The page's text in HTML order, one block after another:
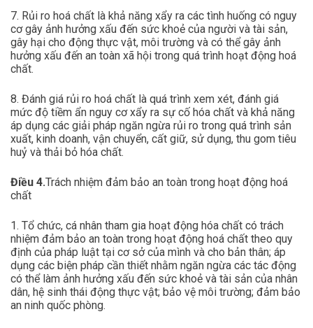
7. Rủi ro hoá chất là khả năng xẩy ra các tình huống có nguy
cơ gây ảnh hưởng xấu đến sức khoẻ của người và tài sản,
gây hại cho động thực vật, môi trường và có thể gây ảnh
hưởng xấu đến an toàn xã hội trong quá trình hoạt động hoá
chất.
8. Đánh giá rủi ro hoá chất là quá trình xem xét, đánh giá
mức độ tiềm ẩn nguy cơ xẩy ra sự cố hóa chất và khả năng
áp dụng các giải pháp ngăn ngừa rủi ro trong quá trình sản
xuất, kinh doanh, vận chuyển, cất giữ, sử dụng, thu gom tiêu
huỷ và thải bỏ hóa chất.
Điều 4.Trách nhiệm đảm bảo an toàn trong hoạt động hoá
chất
1. Tổ chức, cá nhân tham gia hoạt động hóa chất có trách
nhiệm đảm bảo an toàn trong hoạt động hoá chất theo quy
định của pháp luật tại cơ sở của mình và cho bản thân; áp
dụng các biện pháp cần thiết nhằm ngăn ngừa các tác động
có thể làm ảnh hưởng xấu đến sức khoẻ và tài sản của nhân
dân, hệ sinh thái động thực vật; bảo vệ môi trường; đảm bảo
an ninh quốc phòng.